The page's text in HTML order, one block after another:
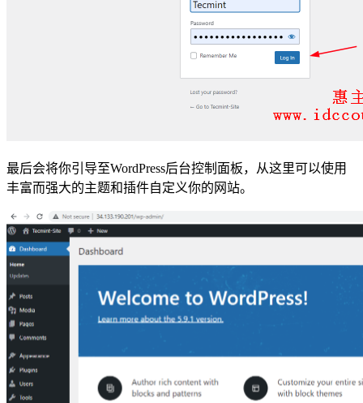
最后会将你引导至WordPress后台控制面板，从这里可以使用
丰富而强大的主题和插件自定义你的网站。